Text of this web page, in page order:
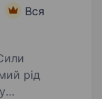
Вся
рід